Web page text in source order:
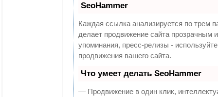
SeoHammer
Каждая ссылка анализируется по трем
делает продвижение сайта прозрачным
упоминания, пресс-релизы -
продвижения вашего сайта.
Что умеет делать SeoHammer
— Продвижение в один клик,